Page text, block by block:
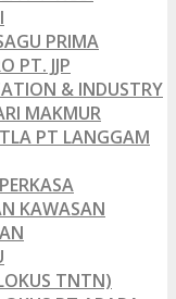
PRIMA
PT. JJP
& INDUSTRY
MAKMUR
PT LANGGAM
KAWASAN
TNTN)